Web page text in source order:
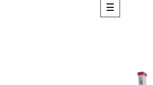
Basculer
la
☰